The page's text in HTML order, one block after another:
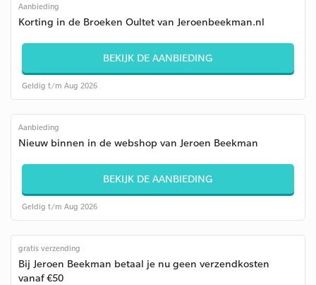
Aanbieding
Korting in de Broeken Oultet van Jeroenbeekman.nl
BEKIJK DE AANBIEDING
Geldig t/m Aug 2026
Aanbieding
Nieuw binnen in de webshop van Jeroen Beekman
BEKIJK DE AANBIEDING
Geldig t/m Aug 2026
gratis verzending
Bij Jeroen Beekman betaal je nu geen verzendkosten
vanaf €50